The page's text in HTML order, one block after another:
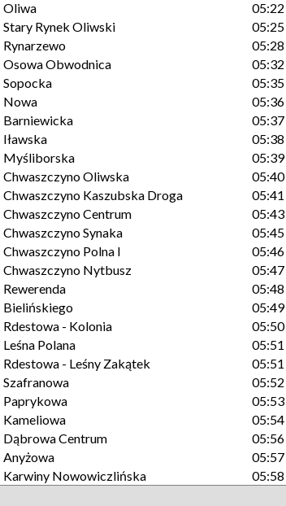
Oliwa
05:22
Stary Rynek Oliwski
05:25
Rynarzewo
05:28
Osowa Obwodnica
05:32
Sopocka
05:35
Nowa
05:36
Barniewicka
05:37
Iławska
05:38
Myśliborska
05:39
Chwaszczyno Oliwska
05:40
Chwaszczyno Kaszubska Droga
05:41
Chwaszczyno Centrum
05:43
Chwaszczyno Synaka
05:45
Chwaszczyno Polna I
05:46
Chwaszczyno Nytbusz
05:47
Rewerenda
05:48
Bielińskiego
05:49
Rdestowa - Kolonia
05:50
Leśna Polana
05:51
Rdestowa - Leśny Zakątek
05:51
Szafranowa
05:52
Paprykowa
05:53
Kameliowa
05:54
Dąbrowa Centrum
05:56
Anyżowa
05:57
Karwiny Nowowiczlińska
05:58